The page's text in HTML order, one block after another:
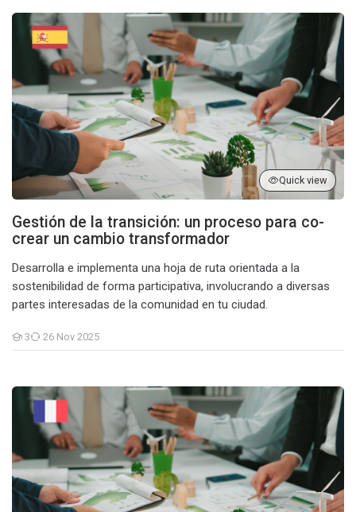
Quick view
Gestión de la transición: un proceso para co-
crear un cambio transformador
Desarrolla e implementa una hoja de ruta orientada a la
sostenibilidad de forma participativa, involucrando a diversas
partes interesadas de la comunidad en tu ciudad.
3
Students
26 Nov 2025
Gestión de la transición: un proceso para co-crear un cambio
Gestion de la transition : un processus pour co-créer un